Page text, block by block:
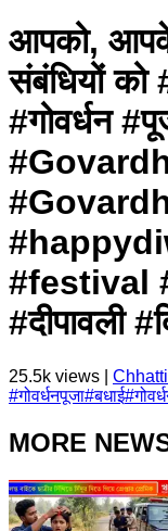
आपको, आपके
संबंधियों को
#गोवर्धन
#festival
#दीपावली
25.5k views |
#गोवर्धनपूजा#बधाई#
MORE